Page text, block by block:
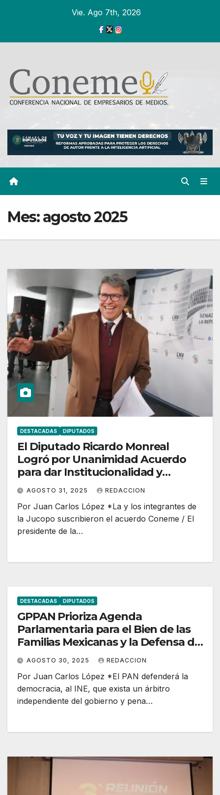
Vie. Ago 7th, 2026
Mes:agosto 2025
DESTACADAS DIPUTADOS
El Diputado Ricardo Monreal
Logró por Unanimidad Acuerdo
para dar Institucionalidad y
Gobernabilidad a la Cámara de
Diputados
AGOSTO 31, 2025 REDACCION
Por Juan Carlos López *La y los integrantes de
la Jucopo suscribieron el acuerdo Coneme / El
presidente de la…
DESTACADAS DIPUTADOS
GPPAN Prioriza Agenda
Parlamentaria para el Bien de las
Familias Mexicanas y la Defensa de
la Democracia
AGOSTO 30, 2025 REDACCION
Por Juan Carlos López *El PAN defenderá la
democracia, al INE, que exista un árbitro
independiente del gobierno y pena…